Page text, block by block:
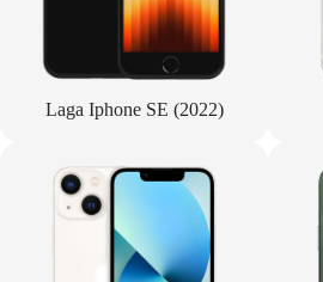
Laga Iphone SE (2022)